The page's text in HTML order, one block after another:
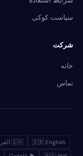
سیاست کوکی
شرکت
خانه
تماس
🇬🇧 English 🇸🇦 العربية